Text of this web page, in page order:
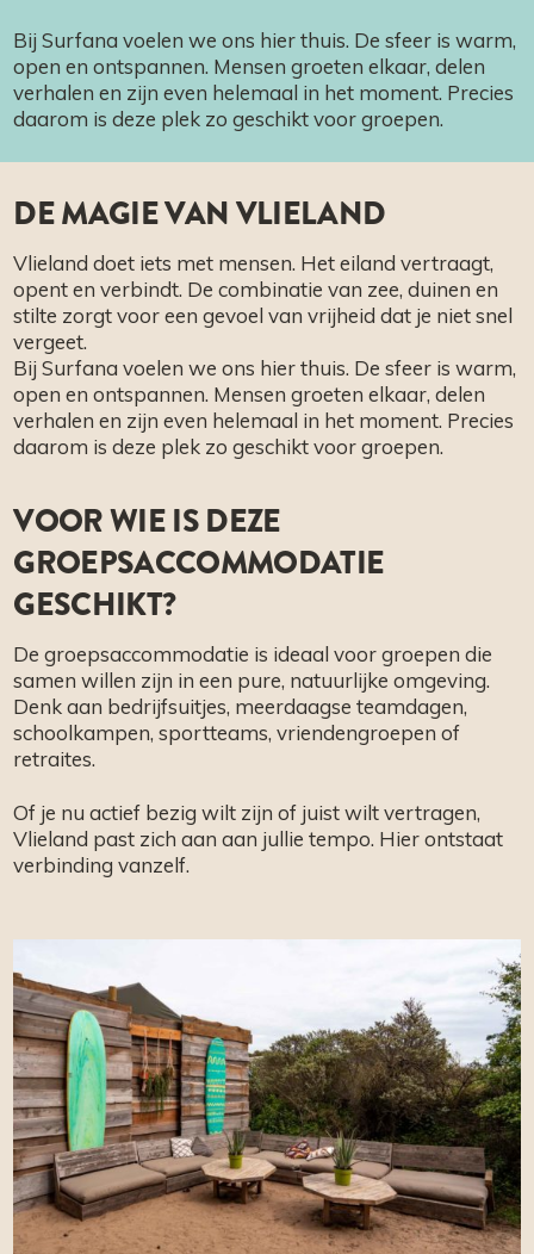
Bij Surfana voelen we ons hier thuis. De sfeer is warm,
open en ontspannen. Mensen groeten elkaar, delen
verhalen en zijn even helemaal in het moment. Precies
daarom is deze plek zo geschikt voor groepen.
VOOR WIE IS DEZE
GROEPSACCOMMODATIE
GESCHIKT?
De groepsaccommodatie is ideaal voor groepen die
samen willen zijn in een pure, natuurlijke omgeving.
Denk aan bedrijfsuitjes, meerdaagse teamdagen,
schoolkampen, sportteams, vriendengroepen of
retraites.
Of je nu actief bezig wilt zijn of juist wilt vertragen,
Vlieland past zich aan aan jullie tempo. Hier ontstaat
verbinding vanzelf.
DE MAGIE VAN VLIELAND
Vlieland doet iets met mensen. Het eiland vertraagt,
opent en verbindt. De combinatie van zee, duinen en
stilte zorgt voor een gevoel van vrijheid dat je niet snel
vergeet.
Bij Surfana voelen we ons hier thuis. De sfeer is warm,
open en ontspannen. Mensen groeten elkaar, delen
verhalen en zijn even helemaal in het moment. Precies
daarom is deze plek zo geschikt voor groepen.